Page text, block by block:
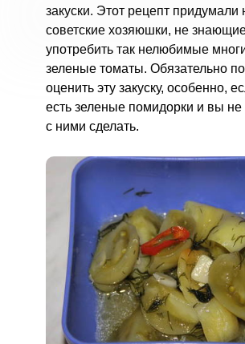
закуски. Этот рецепт придумали
советские хозяюшки, не
употребить так нелюбимые
зеленые томаты. Обязательно
оценить эту закуску, особенно,
есть зеленые помидорки и вы не
с ними сделать.